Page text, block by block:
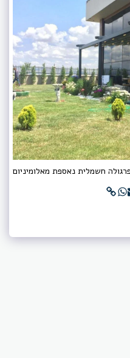
חשמלית נאספת מאלומיניום